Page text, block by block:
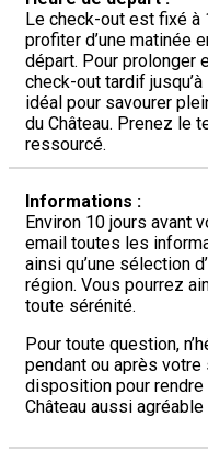
Le check-out est fixé à
profiter d’une matinée
départ. Pour prolonger
check-out tardif
idéal pour savourer
du Château. Prenez le
ressourcé.
Informations :
Environ 10 jours avant
email toutes les
ainsi qu’une sélection
région. Vous pourrez
toute sérénité.
Pour toute question,
pendant ou après
disposition pour rendre
Château aussi